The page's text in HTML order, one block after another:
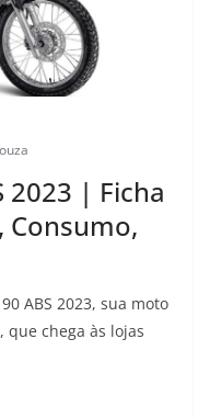
2023 | Ficha
Consumo,
ABS 2023, sua moto
chega às lojas